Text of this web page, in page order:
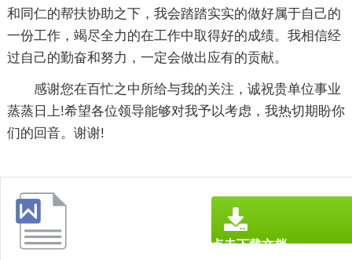
和同仁的帮扶协助之下，我会踏踏实实的做好属于自己的
一份工作，竭尽全力的在工作中取得好的成绩。我相信经
过自己的勤奋和努力，一定会做出应有的贡献。
感谢您在百忙之中所给与我的关注，诚祝贵单位事业
蒸蒸日上!希望各位领导能够对我予以考虑，我热切期盼你
们的回音。谢谢!
点击下载文档